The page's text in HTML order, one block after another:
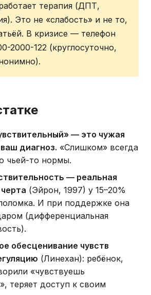
терапия (ДПТ,
Это не «слабость» и не то,
В кризисе — телефон
2000-122 (круглосуточно,
— это чужая
диагноз. «Слишком» всегда
чьей-то нормы.
— реальная
(Эйрон, 1997) у 15–20%
И при поддержке она
(дифференциальная
обесценивание чувств
(Линехан): ребёнок,
«чувствуешь
теряет доступ к своим